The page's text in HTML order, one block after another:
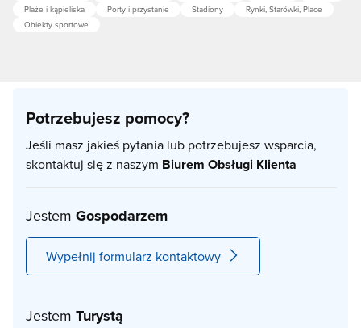
Plaże i kąpieliska
Porty i przystanie Stadiony
Rynki, Starówki, Place
Obiekty sportowe
Potrzebujesz pomocy?
Jeśli masz jakieś pytania lub potrzebujesz wsparcia,
skontaktuj się z naszym Biurem Obsługi Klienta
Jestem Gospodarzem
Wypełnij formularz kontaktowy
Jestem Turystą